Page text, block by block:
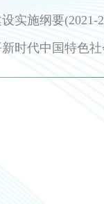
施纲要(2021-
时代中国特色
和二十届二中